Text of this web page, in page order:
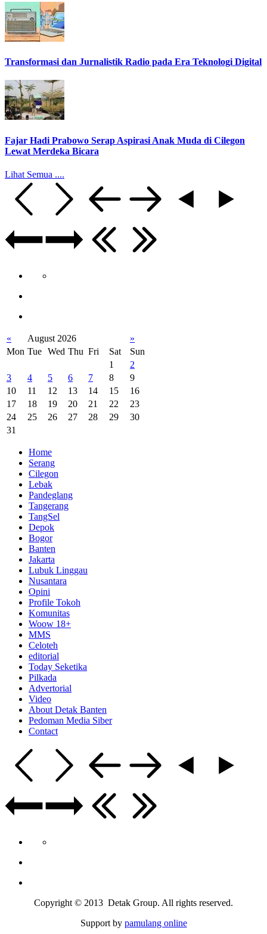
Transformasi dan Jurnalistik Radio pada Era Teknologi Digital
Fajar Hadi Prabowo Serap Aspirasi Anak Muda di Cilegon
Lewat Merdeka Bicara
Lihat Semua ....
« August 2026
»
Mon Tue Wed Thu Fri Sat
Sun
1
2
3
4 5 6 7 8
9
10
11 12 13 14 15
16
17
18 19 20 21 22
23
24
25 26 27 28 29
30
31
Home
Serang
Cilegon
Lebak
Pandeglang
Tangerang
TangSel
Depok
Bogor
Banten
Jakarta
Lubuk Linggau
Nusantara
Opini
Profile Tokoh
Komunitas
Woow 18+
MMS
Celoteh
editorial
Today Seketika
Pilkada
Advertorial
Video
About Detak Banten
Pedoman Media Siber
Contact
Copyright © 2013 Detak Group. All rights reserved.
Support by pamulang online